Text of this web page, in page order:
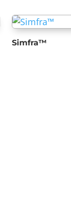
Simfra™